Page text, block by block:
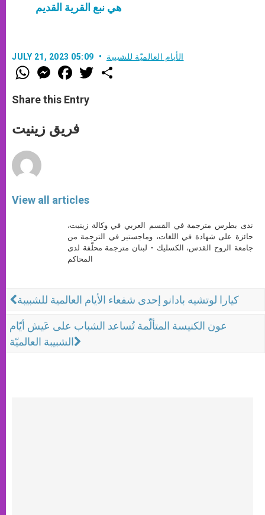
هي نبع القرية القديم
JULY 21, 2023 05:09 الأيام العالميّة للشبيبة
W
h
t
s
p
p
M
e
s
e
g
e
F
a
e
b
o
k
w
Share this Entry
فريق زينيت
View all articles
ندى بطرس مترجمة في القسم العربي في وكالة زينيت،
حائزة على شهادة في اللغات، وماجستير في الترجمة من
جامعة الروح القدس، الكسليك - لبنان مترجمة محلّفة لدى
المحاكم
كيارا لوتشيه بادانو إحدى شفعاء الأيام العالمية للشبيبة
عون الكنيسة المتألّمة تُساعد الشباب على عَيش أيّام
الشبيبة العالميّة